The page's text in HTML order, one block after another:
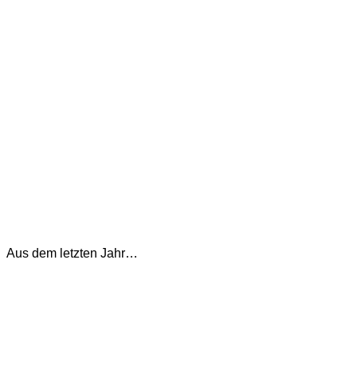
Aus dem letzten Jahr…